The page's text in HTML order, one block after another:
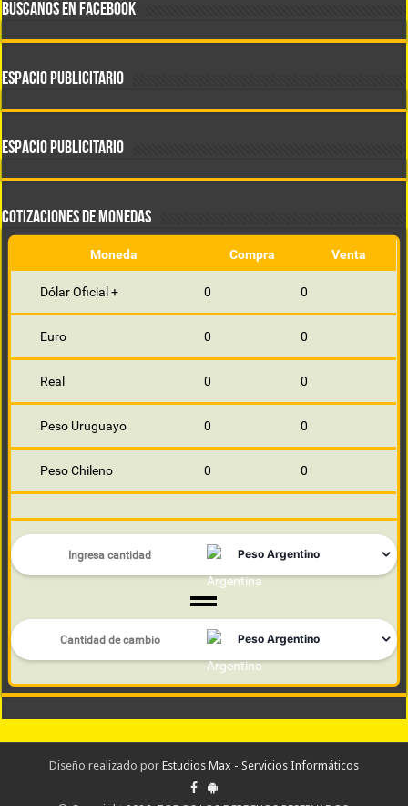
BUSCANOS EN FACEBOOK
ESPACIO PUBLICITARIO
ESPACIO PUBLICITARIO
COTIZACIONES DE MONEDAS
Moneda Compra Venta
Dólar Oficial + 0 0
Euro 0 0
Real 0 0
Peso Uruguayo 0 0
Peso Chileno 0 0
Diseño realizado por Estudios Max - Servicios Informáticos